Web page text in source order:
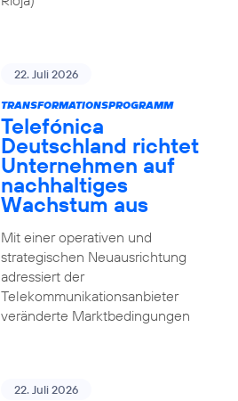
22. Juli 2026
TRANSFORMATIONSPROGRAMM
Telefónica
Deutschland richtet
Unternehmen auf
nachhaltiges
Wachstum aus
Mit einer operativen und
strategischen Neuausrichtung
adressiert der
Telekommunikationsanbieter
veränderte Marktbedingungen
22. Juli 2026